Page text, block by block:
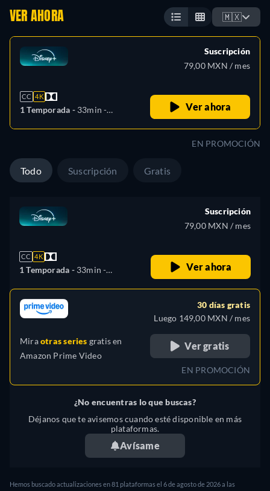
VER AHORA 🇲🇽
CC 4K
1 Temporada - 33min -
Italiano, Japonés, Polaco,
Portugués (Brasil), Rumano,
Suscripción
79,00 MXN / mes
Ver ahora
EN PROMOCIÓN
Todo Suscripción Gratis
CC 4K
1 Temporada - 33min -
Inglés, Español (América
Latina), Francés, Húngaro,
Portugués (Brasil), Rumano,
Eslovaquia, Turco
Suscripción
79,00 MXN / mes
Ver ahora
Miraotras series gratis en
Amazon Prime Video
30 días gratis
Luego 149,00 MXN / mes
Ver gratis
EN PROMOCIÓN
¿No encuentras lo que buscas?
Déjanos que te avisemos cuando esté disponible en más
plataformas.
Avísame
Hemos buscado actualizaciones en81 plataformas el 6 de agosto de 2026a las